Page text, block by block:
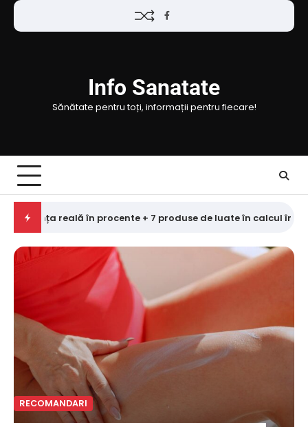
Skip
Facebook
Info Sanatate
Sănătate pentru toți, informații pentru fiecare!
+ 7 produse de luate în calcul în 2026 3 Wegovy,
RECOMANDARI